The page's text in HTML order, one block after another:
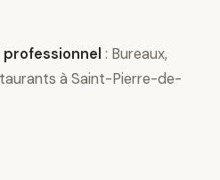
: Bureaux,
à Saint-Pierre-de-